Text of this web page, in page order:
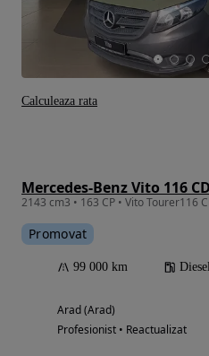
Promovat
99 000 km Diesel
Arad (Arad)
Profesionist • Reactualizat
Calculeaza rata